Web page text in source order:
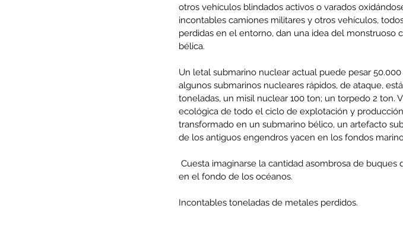
Minería del cobre enfrenta
menor producción mientras
operaciones avanzan en
inversión y eficiencia
otros vehículos blindados activos o varados
incontables camiones militares y otros vehículos,
perdidas en el entorno, dan una idea del monstruoso
bélica.
Un letal submarino nuclear actual puede pesar
algunos submarinos nucleares rápidos, de ataque,
toneladas, un misil nuclear 100 ton; un torpedo 2 ton.
ecológica de todo el ciclo de explotación y
transformado en un submarino bélico, un artefacto
de los antiguos engendros yacen en los fondos
en el fondo de los océanos.
Incontables toneladas de metales perdidos.